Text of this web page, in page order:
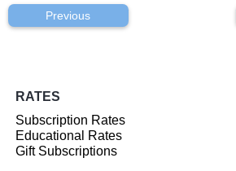
Previous
RATES
Subscription Rates
Educational Rates
Gift Subscriptions